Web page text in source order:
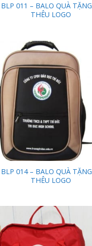
BLP 011 – BALO QUÀ
THÊU LOGO
BLP 014 – BALO QUÀ
THÊU LOGO